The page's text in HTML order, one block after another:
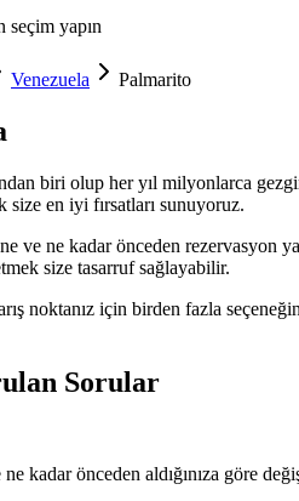
seçim yapın
Venezuela Palmarito
biri olup her yıl milyonlarca
size en iyi fırsatları sunuyoruz.
ve ne kadar önceden rezervasyon
size tasarruf sağlayabilir.
noktanız için birden fazla
Sorular
kadar önceden aldığınıza göre